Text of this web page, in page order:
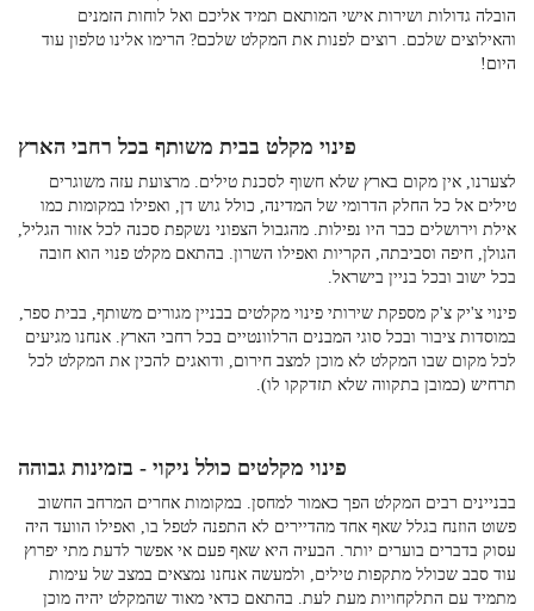
הובלה גדולות ושירות אישי המותאם תמיד אליכם ואל לוחות הזמנים
והאילוצים שלכם. רוצים לפנות את המקלט שלכם? הרימו אלינו טלפון עוד
היום!
פינוי מקלט בבית משותף בכל רחבי הארץ
לצערנו, אין מקום בארץ שלא חשוף לסכנת טילים. מרצועת עזה משוגרים
טילים אל כל החלק הדרומי של המדינה, כולל גוש דן, ואפילו במקומות כמו
אילת וירושלים כבר היו נפילות. מהגבול הצפוני נשקפת סכנה לכל אזור הגליל,
הגולן, חיפה וסביבתה, הקריות ואפילו השרון. בהתאם מקלט פנוי הוא חובה
בכל ישוב ובכל בניין בישראל.
פינוי צ'יק צ'ק מספקת שירותי פינוי מקלטים בבניין מגורים משותף, בבית ספר,
במוסדות ציבור ובכל סוגי המבנים הרלוונטיים בכל רחבי הארץ. אנחנו מגיעים
לכל מקום שבו המקלט לא מוכן למצב חירום, ודואגים להכין את המקלט לכל
תרחיש (כמובן בתקווה שלא תזדקקו לו).
פינוי מקלטים כולל ניקוי - בזמינות גבוהה
בבניינים רבים המקלט הפך כאמור למחסן. במקומות אחרים המרחב החשוב
פשוט הוזנח בגלל שאף אחד מהדיירים לא התפנה לטפל בו, ואפילו הוועד היה
עסוק בדברים בוערים יותר. הבעיה היא שאף פעם אי אפשר לדעת מתי יפרוץ
עוד סבב שכולל מתקפות טילים, ולמעשה אנחנו נמצאים במצב של עימות
מתמיד עם התלקחויות מעת לעת. בהתאם כדאי מאוד שהמקלט יהיה מוכן